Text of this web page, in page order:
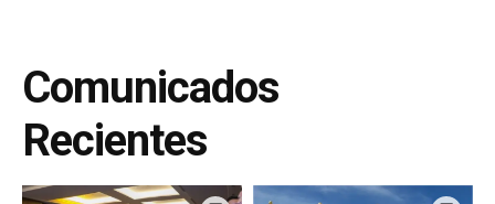
Comunicados
Recientes